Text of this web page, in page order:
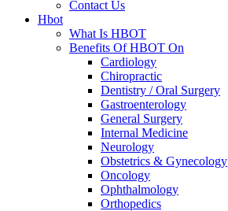
Contact Us
Hbot
What Is HBOT
Benefits Of HBOT On
Cardiology
Chiropractic
Dentistry / Oral Surgery
Gastroenterology
General Surgery
Internal Medicine
Neurology
Obstetrics & Gynecology
Oncology
Ophthalmology
Orthopedics